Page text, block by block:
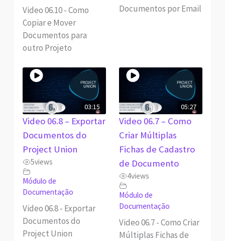
Video 06.10 - Como
Copiar e Mover
Documentos para
outro Projeto
Documentos por Email
03:15
Video 06.8 – Exportar
Documentos do
Project Union
5views
Módulo de
Documentação
Video 06.8 - Exportar
Documentos do
Project Union
05:27
Video 06.7 – Como
Criar Múltiplas
Fichas de Cadastro
de Documento
4views
Módulo de
Documentação
Video 06.7 - Como Criar
Múltiplas Fichas de